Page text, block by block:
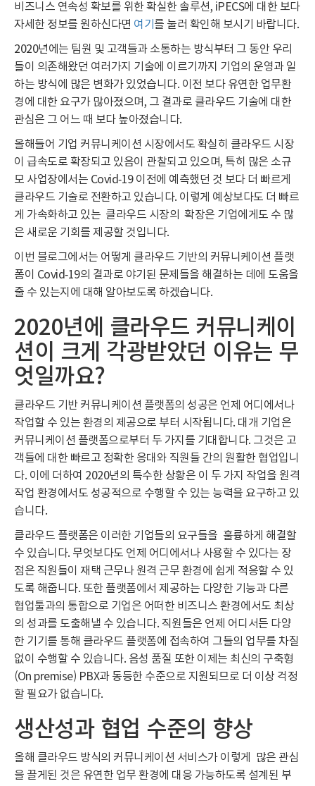
비즈니스 연속성 확보를 위한 확실한 솔루션, iPECS에 대한 보다
자세한 정보를 원하신다면 여기 를 눌러 확인해 보시기 바랍니다.
2020년에는 팀원 및 고객들과 소통하는 방식부터 그 동안 우리
들이 의존해왔던 여러가지 기술에 이르기까지 기업의 운영과 일
하는 방식에 많은 변화가 있었습니다. 이전 보다 유연한 업무환
경에 대한 요구가 많아졌으며, 그 결과로 클라우드 기술에 대한
관심은 그 어느 때 보다 높아졌습니다.
올해들어 기업 커뮤니케이션 시장에서도 확실히 클라우드 시장
이 급속도로 확장되고 있음이 관찰되고 있으며, 특히 많은 소규
모 사업장에서는 Covid-19 이전에 예측했던 것 보다 더 빠르게
클라우드 기술로 전환하고 있습니다. 이렇게 예상보다도 더 빠르
게 가속화하고 있는 클라우드 시장의 확장은 기업에게도 수 많
은 새로운 기회를 제공할 것입니다.
이번 블로그에서는 어떻게 클라우드 기반의 커뮤니케이션 플랫
폼이 Covid-19의 결과로 야기된 문제들을 해결하는 데에 도움을
줄 수 있는지에 대해 알아보도록 하겠습니다.
2020년에 클라우드 커뮤니케이
션이 크게 각광받았던 이유는 무
엇일까요?
클라우드 기반 커뮤니케이션 플랫폼의 성공은 언제 어디에서나
작업할 수 있는 환경의 제공으로 부터 시작됩니다. 대개 기업은
커뮤니케이션 플랫폼으로부터 두 가지를 기대합니다. 그것은 고
객들에 대한 빠르고 정확한 응대와 직원들 간의 원활한 협업입니
다. 이에 더하여 2020년의 특수한 상황은 이 두 가지 작업을 원격
작업 환경에서도 성공적으로 수행할 수 있는 능력을 요구하고 있
습니다.
클라우드 플랫폼은 이러한 기업들의 요구들을 훌륭하게 해결할
수 있습니다. 무엇보다도 언제 어디에서나 사용할 수 있다는 장
점은 직원들이 재택 근무나 원격 근무 환경에 쉽게 적응할 수 있
도록 해줍니다. 또한 플랫폼에서 제공하는 다양한 기능과 다른
협업툴과의 통합으로 기업은 어떠한 비즈니스 환경에서도 최상
의 성과를 도출해낼 수 있습니다. 직원들은 언제 어디서든 다양
한 기기를 통해 클라우드 플랫폼에 접속하여 그들의 업무를 차질
없이 수행할 수 있습니다. 음성 품질 또한 이제는 최신의 구축형
(On premise) PBX과 동등한 수준으로 지원되므로 더 이상 걱정
할 필요가 없습니다.
생산성과 협업 수준의 향상
올해 클라우드 방식의 커뮤니케이션 서비스가 이렇게 많은 관심
을 끌게된 것은 유연한 업무 환경에 대응 가능하도록 설계된 부